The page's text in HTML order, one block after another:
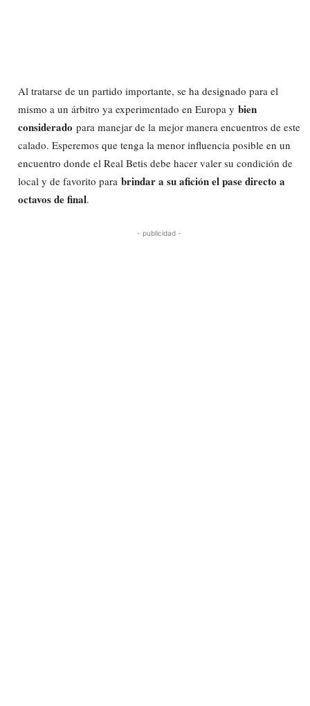
Al tratarse de un partido importante, se ha designado para el
mismo a un árbitro ya experimentado en Europa y bien
considerado para manejar de la mejor manera encuentros de este
calado. Esperemos que tenga la menor influencia posible en un
encuentro donde el Real Betis debe hacer valer su condición de
local y de favorito para brindar a su afición el pase directo a
octavos de final.
- publicidad -